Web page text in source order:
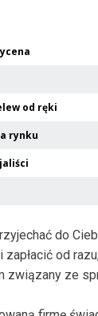
od ręki
rynku
do
od
związany ze